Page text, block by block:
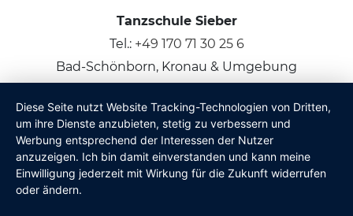
Diese Seite nutzt Website Tracking-Technologien von Dritten,
um ihre Dienste anzubieten, stetig zu verbessern und
Werbung entsprechend der Interessen der Nutzer
anzuzeigen. Ich bin damit einverstanden und kann meine
Einwilligung jederzeit mit Wirkung für die Zukunft widerrufen
oder ändern.
Tanzschule Sieber
Tel.: +49 170 71 30 25 6
Bad-Schönborn, Kronau & Umgebung
© 2026 Claus Sieber